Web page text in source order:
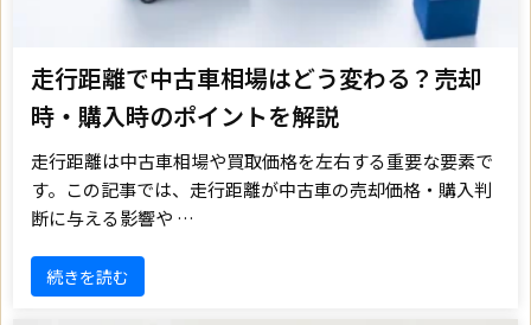
走行距離で中古車相場はどう変わる？売却
時・購入時のポイントを解説
走行距離は中古車相場や買取価格を左右する重要な要素で
す。この記事では、走行距離が中古車の売却価格・購入判
断に与える影響や …
続きを読む